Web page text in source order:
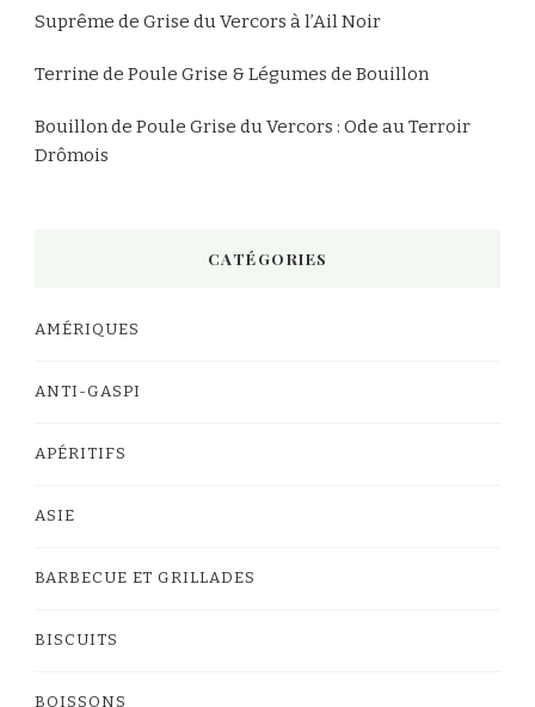
Suprême de Grise du Vercors à l’Ail Noir
Terrine de Poule Grise & Légumes de Bouillon
Bouillon de Poule Grise du Vercors : Ode au Terroir
Drômois
CATÉGORIES
AMÉRIQUES
ANTI-GASPI
APÉRITIFS
ASIE
BARBECUE ET GRILLADES
BISCUITS
BOISSONS